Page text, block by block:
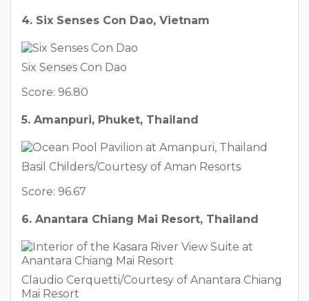
4. Six Senses Con Dao, Vietnam
Six Senses Con Dao
Score: 96.80
5. Amanpuri, Phuket, Thailand
Basil Childers/Courtesy of Aman Resorts
Score: 96.67
6. Anantara Chiang Mai Resort, Thailand
Claudio Cerquetti/Courtesy of Anantara Chiang
Mai Resort